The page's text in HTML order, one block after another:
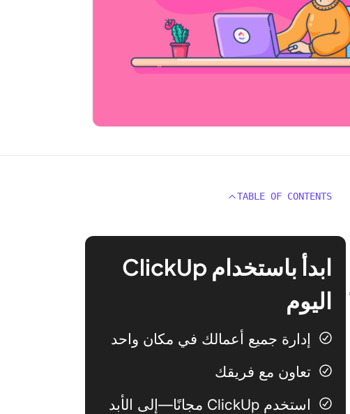
TABLE OF CONTENTS
ابدأ باستخدام ClickUp
اليوم
إدارة جميع أعمالك في مكان واحد
تعاون مع فريقك
استخدم ClickUp مجانًا—إلى الأبد